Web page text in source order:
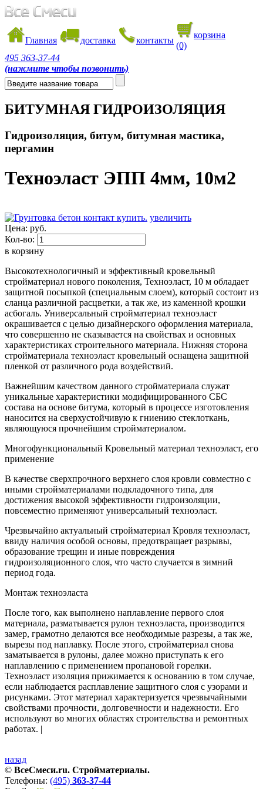
Главная доставка контакты
корзина
(0)
495 363-37-44
(нажмите чтобы позвонить)
БИТУМНАЯ ГИДРОИЗОЛЯЦИЯ
Гидроизоляция, битум, битумная мастика,
пергамин
Техноэласт ЭПП 4мм, 10м2
увеличить
Цена: руб.
Кол-во:
в корзину
Высокотехнологичный и эффективный кровельный
стройматериал нового поколения, Техноэласт, 10 м обладает
защитной посыпкой (специальным слоем), который состоит из
сланца различной расцветки, а так же, из каменной крошки
асбогаль. Универсальный стройматериал техноэласт
окрашивается с целью дизайнерского оформления материала,
что совершенно не сказывается на свойствах и основных
характеристиках строительного материала. Нижняя сторона
стройматериала техноэласт кровельный оснащена защитной
пленкой от различного рода воздействий.
Важнейшим качеством данного стройматериала служат
уникальные характеристики модифицированного СБС
состава на основе битума, который в процессе изготовления
наносится на сверхустойчивую к гниению стеклоткань,
являющуюся прочнейшим стройматериалом.
Многофункциональный Кровельный материал техноэласт, его
применение
В качестве сверхпрочного верхнего слоя кровли совместно с
иными стройматериалами подкладочного типа, для
достижения высокой эффективности гидроизоляции,
повсеместно применяют универсальный техноэласт.
Чрезвычайно актуальный стройматериал Кровля техноэласт,
ввиду наличия особой основы, предотвращает разрывы,
образование трещин и иные повреждения
гидроизоляционного слоя, что часто случается в зимний
период года.
Монтаж техноэласта
После того, как выполнено наплавление первого слоя
материала, разматывается рулон техноэласта, производится
замер, грамотно делаются все необходимые разрезы, а так же,
вырезы под наплавку. После этого, стройматериал снова
заматывается в рулоны, далее можно приступать к его
наплавлению с применением пропановой горелки.
Техноэласт изоляция прижимается к основанию в том случае,
если наблюдается расплавление защитного слоя с узорами и
рисунками. Этот материал характеризуется чрезвычайными
свойствами прочности, долговечности и надежности. Его
используют во многих областях строительства и ремонтных
работах. |
назад
© ВсеСмеси.ru. Стройматериалы.
Телефоны: (495) 363-37-44